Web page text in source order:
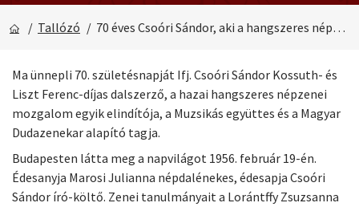
/ Tallózó / 70 éves Csoóri Sándor, aki a hangszeres népzenei mozgalom egyik elindítója
Ma ünnepli 70. születésnapját Ifj. Csoóri Sándor Kossuth- és
Liszt Ferenc-díjas dalszerző, a hazai hangszeres népzenei
mozgalom egyik elindítója, a Muzsikás együttes és a Magyar
Dudazenekar alapító tagja.
Budapesten látta meg a napvilágot 1956. február 19-én.
Édesanyja Marosi Julianna népdalénekes, édesapja Csoóri
Sándor író-költő. Zenei tanulmányait a Lorántffy Zsuzsanna